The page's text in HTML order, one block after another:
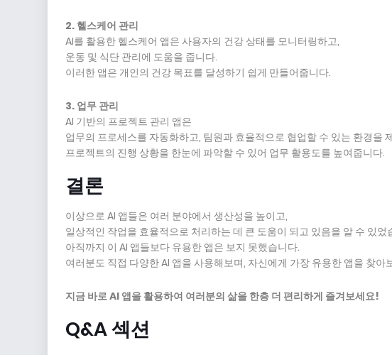
2. 헬스케어 관리
AI를 활용한 헬스케어 앱은 사용자의 건강 상태를 모니터링하고,
운동 및 식단 관리에 도움을 줍니다.
이러한 앱은 개인의 건강 목표를 달성하기 쉽게 만들어줍니다.
3. 업무 관리
AI 기반의 프로젝트 관리 앱은
업무의 프로세스를 자동화하고, 팀원과 효율적으로 협업할 수 있는 환경을
프로젝트의 진행 상황을 한눈에 파악할 수 있어 업무 활용도를 높여줍니다.
결론
이상으로 AI 앱들은 여러 분야에서 생산성을 높이고,
일상적인 작업을 효율적으로 처리하는 데 큰 도움이 되고 있음을 알 수 있었
아직까지 이 AI 앱들보다 유용한 앱은 보지 못했습니다.
여러분도 직접 다양한 AI 앱을 사용해보며, 자신에게 가장 유용한 앱을 찾아
지금 바로 AI 앱을 활용하여 여러분의 삶을 한층 더 편리하게 즐겨보세요!
Q&A 섹션